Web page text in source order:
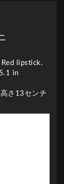
さ13センチ